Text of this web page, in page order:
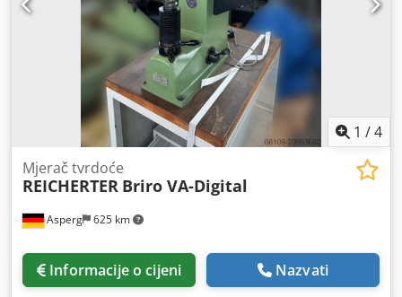
površina: 360 x 840 x 1250 mm Masa: približno 620 kg
1 /4
Asperg 625 km
Mjerač tvrdoće
REICHERTER Briro VA-Digital
Informacije o cijeni Nazvati